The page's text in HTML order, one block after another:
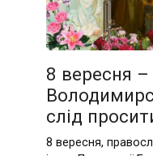
8 вересня –
слід
8 вересня,